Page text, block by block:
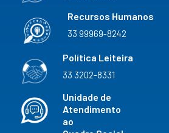
Recursos Humanos
33 99969-8242
Política Leiteira
33 3202-8331
Unidade de
Atendimento
ao